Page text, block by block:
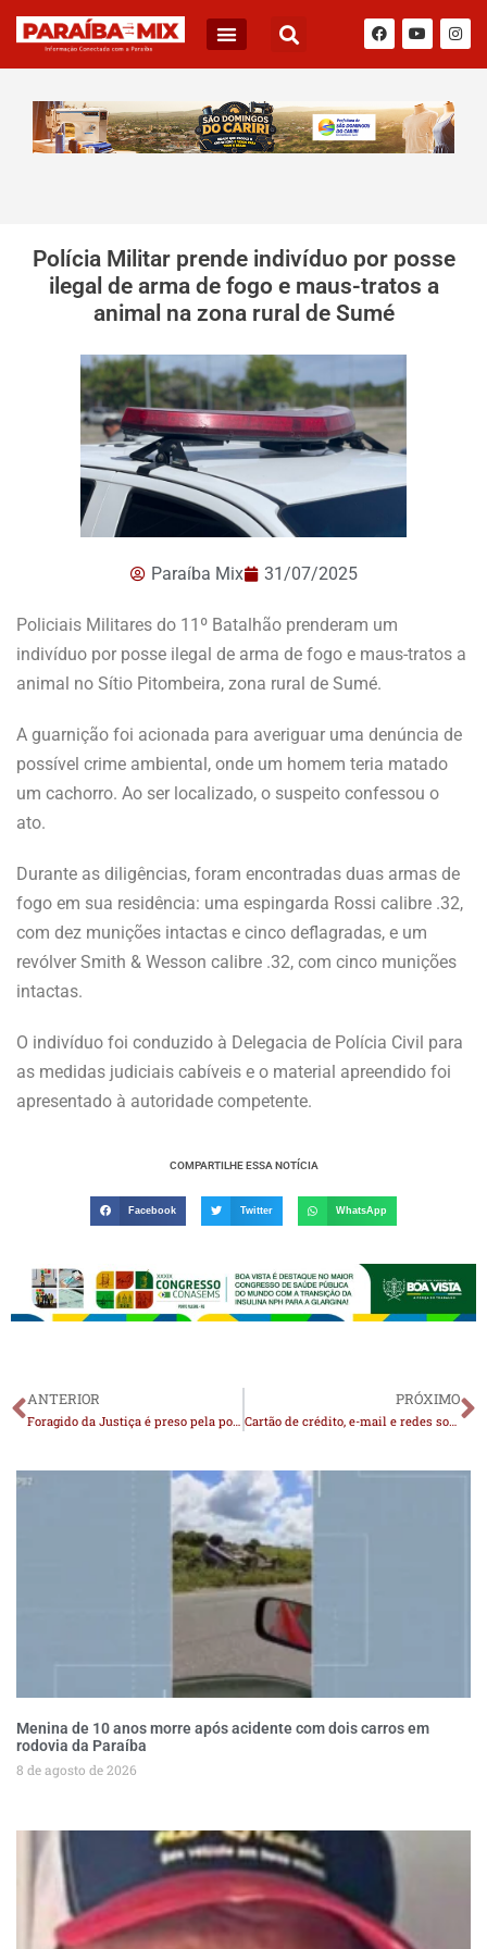
Polícia Militar prende indivíduo por posse
ilegal de arma de fogo e maus-tratos a
animal na zona rural de Sumé
Paraíba Mix 31/07/2025
Policiais Militares do 11º Batalhão prenderam um
indivíduo por posse ilegal de arma de fogo e maus-tratos a
animal no Sítio Pitombeira, zona rural de Sumé.
A guarnição foi acionada para averiguar uma denúncia de
possível crime ambiental, onde um homem teria matado
um cachorro. Ao ser localizado, o suspeito confessou o
ato.
Durante as diligências, foram encontradas duas armas de
fogo em sua residência: uma espingarda Rossi calibre .32,
com dez munições intactas e cinco deflagradas, e um
revólver Smith & Wesson calibre .32, com cinco munições
intactas.
O indivíduo foi conduzido à Delegacia de Polícia Civil para
as medidas judiciais cabíveis e o material apreendido foi
apresentado à autoridade competente.
COMPARTILHE ESSA NOTÍCIA
Facebook Twitter WhatsApp
ANTERIOR
Foragido da Justiça é preso pela polícia civil na cidade de Ouro Velho
PRÓXIMO
Cartão de crédito, e-mail e redes sociais: como a Lei Magnitsky pode impactar a vida de Alexandre de Moraes
Menina de 10 anos morre após acidente com dois carros em
rodovia da Paraíba
8 de agosto de 2026